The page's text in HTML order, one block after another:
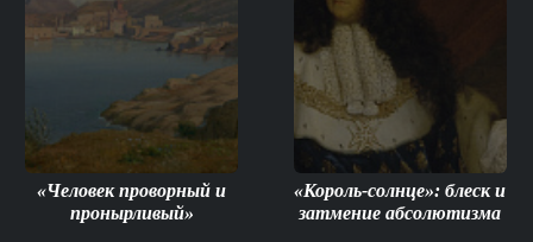
«Человек проворный и
пронырливый»
«Король-солнце»: блеск и
затмение абсолютизма